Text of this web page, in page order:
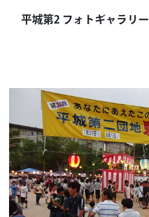
平城第2 フォトギャラリー